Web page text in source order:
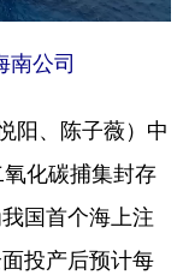
南公司
、陈子薇）中
化碳捕集封存
国首个海上注
投产后预计每